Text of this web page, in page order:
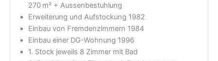
270 m² + Aussenbestuhlung
Erweiterung und Aufstockung 1982
Einbau von Fremdenzimmern 1984
Einbau einer DG-Wohnung 1996
1. Stock jeweils 8 Zimmer mit Bad